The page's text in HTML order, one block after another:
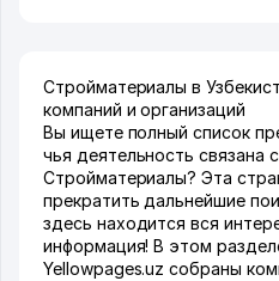
Стройматериалы в
компаний и организаций
Вы ищете полный список
чья деятельность связана
Стройматериалы? Эта
прекратить дальнейшие
здесь находится вся
информация! В этом
Yellowpages.uz собраны